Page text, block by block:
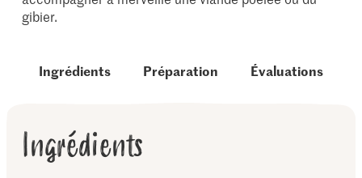
gibier.
Ingrédients Préparation Évaluations
Ingrédients